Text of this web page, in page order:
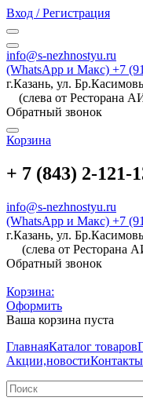
Вход / Регистрация
info@s-nezhnostyu.ru
(WhatsApp и Макс) +7
г.Казань, ул.
(слева от Ресторана
Обратный звонок
Корзина
+ 7 (843) 2-121-
info@s-nezhnostyu.ru
(WhatsApp и Макс) +7
г.Казань, ул.
(слева от Ресторана
Обратный звонок
Корзина:
Оформить
Ваша корзина пуста
ГлавнаяКаталог товаров
Акции,новостиКонтакты